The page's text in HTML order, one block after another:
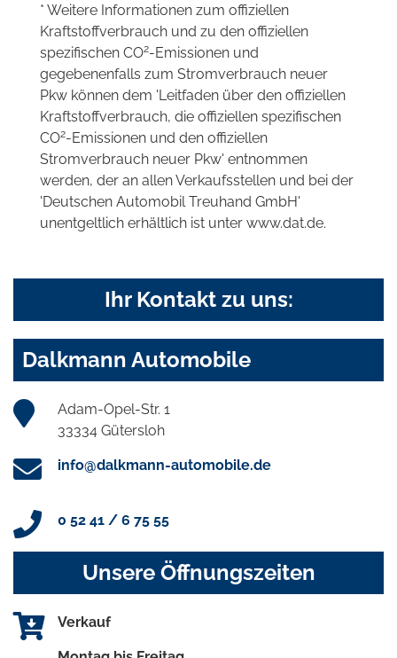
* Weitere Informationen zum offiziellen
Kraftstoffverbrauch und zu den offiziellen
spezifischen CO2-Emissionen und
gegebenenfalls zum Stromverbrauch neuer
Pkw können dem 'Leitfaden über den offiziellen
Kraftstoffverbrauch, die offiziellen spezifischen
CO2-Emissionen und den offiziellen
Stromverbrauch neuer Pkw' entnommen
werden, der an allen Verkaufsstellen und bei der
'Deutschen Automobil Treuhand GmbH'
unentgeltlich erhältlich ist unter www.dat.de.
Ihr Kontakt zu uns:
Dalkmann Automobile
Adam-Opel-Str. 1
33334 Gütersloh
info@dalkmann-automobile.de
0 52 41 / 6 75 55
Unsere Öffnungszeiten
Verkauf